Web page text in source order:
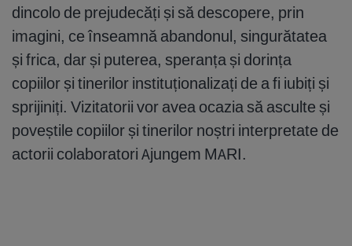
dincolo de prejudecăți și să descopere, prin
imagini, ce înseamnă abandonul, singurătatea
și frica, dar și puterea, speranța și dorința
copiilor și tinerilor instituționalizați de a fi iubiți și
sprijiniți. Vizitatorii vor avea ocazia să asculte și
poveștile copiilor și tinerilor noștri interpretate de
actorii colaboratori Ajungem MARI.